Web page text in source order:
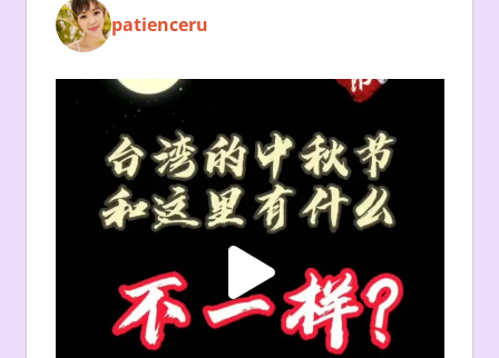
patienceru